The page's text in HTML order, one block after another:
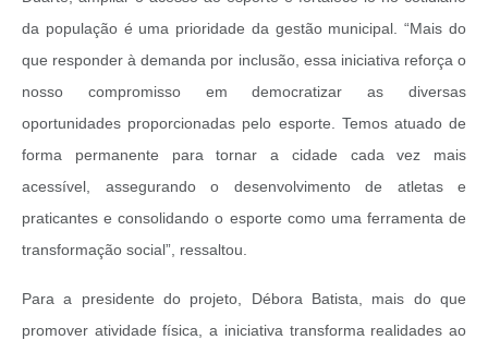
da população é uma prioridade da gestão municipal. “Mais do
que responder à demanda por inclusão, essa iniciativa reforça o
nosso compromisso em democratizar as diversas
oportunidades proporcionadas pelo esporte. Temos atuado de
forma permanente para tornar a cidade cada vez mais
acessível, assegurando o desenvolvimento de atletas e
praticantes e consolidando o esporte como uma ferramenta de
transformação social”, ressaltou.
Para a presidente do projeto, Débora Batista, mais do que
promover atividade física, a iniciativa transforma realidades ao